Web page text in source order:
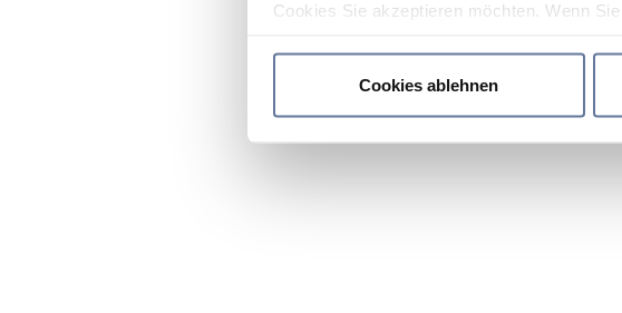
Cookies Sie akzeptieren möchten. Wenn
Cookies ablehnen